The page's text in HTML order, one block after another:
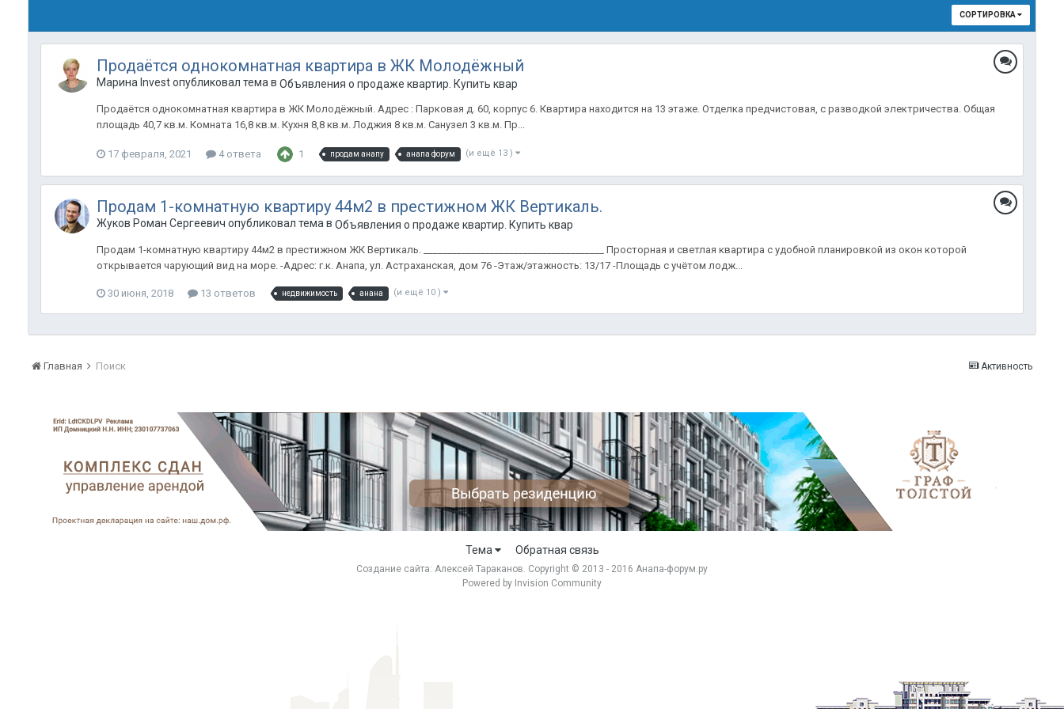
СОРТИРОВКА
Продаётся однокомнатная квартира в ЖК Молодёжный
Марина Invest опубликовал тема в Объявления о продаже квартир. Купить квартиру в Анапе.
Продаётся однокомнатная квартира в ЖК Молодёжный. Адрес : Парковая д. 60, корпус 6. Квартира находится на 13 этаже. Отделка предчистовая, с разводкой электричества. Общая
площадь 40,7 кв.м. Комната 16,8 кв.м. Кухня 8,8 кв.м. Лоджия 8 кв.м. Санузел 3 кв.м. Пр...
17 февраля, 2021 4 ответа 1 продам анапу анапа форум (и ещё 13 )
Продам 1-комнатную квартиру 44м2 в престижном ЖК Вертикаль.
Жуков Роман Сергеевич опубликовал тема в Объявления о продаже квартир. Купить квартиру в Анапе.
Продам 1-комнатную квартиру 44м2 в престижном ЖК Вертикаль. ______________________________________ Просторная и светлая квартира с удобной планировкой из окон которой
открывается чарующий вид на море. -Адрес: г.к. Анапа, ул. Астраханская, дом 76 -Этаж/этажность: 13/17 -Площадь с учётом лодж...
30 июня, 2018 13 ответов недвижимость анана (и ещё 10 )
Активность
Главная Поиск
Тема Обратная связь
Создание сайта: Алексей Тараканов. Copyright © 2013 - 2016 Анапа-форум.ру
Powered by Invision Community